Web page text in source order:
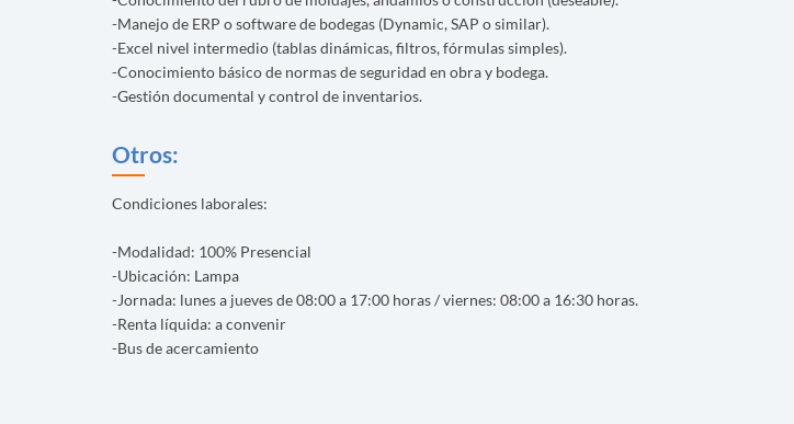
-Manejo de ERP o software de bodegas (Dynamic, SAP o similar).
-Excel nivel intermedio (tablas dinámicas, filtros, fórmulas simples).
-Conocimiento básico de normas de seguridad en obra y bodega.
-Gestión documental y control de inventarios.
Otros:
Condiciones laborales:
-Modalidad: 100% Presencial
-Ubicación: Lampa
-Jornada: lunes a jueves de 08:00 a 17:00 horas / viernes: 08:00 a 16:30 horas.
-Renta líquida: a convenir
-Bus de acercamiento